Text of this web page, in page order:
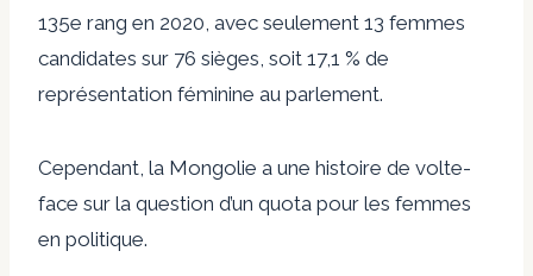
135e rang en 2020, avec seulement 13 femmes
candidates sur 76 sièges, soit 17,1 % de
représentation féminine au parlement.
Cependant, la Mongolie a une histoire de volte-
face sur la question d’un quota pour les femmes
en politique.